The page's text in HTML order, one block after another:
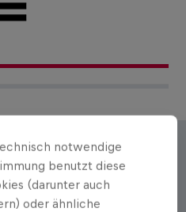
notwendige
benutzt diese
(darunter auch
oder ähnliche